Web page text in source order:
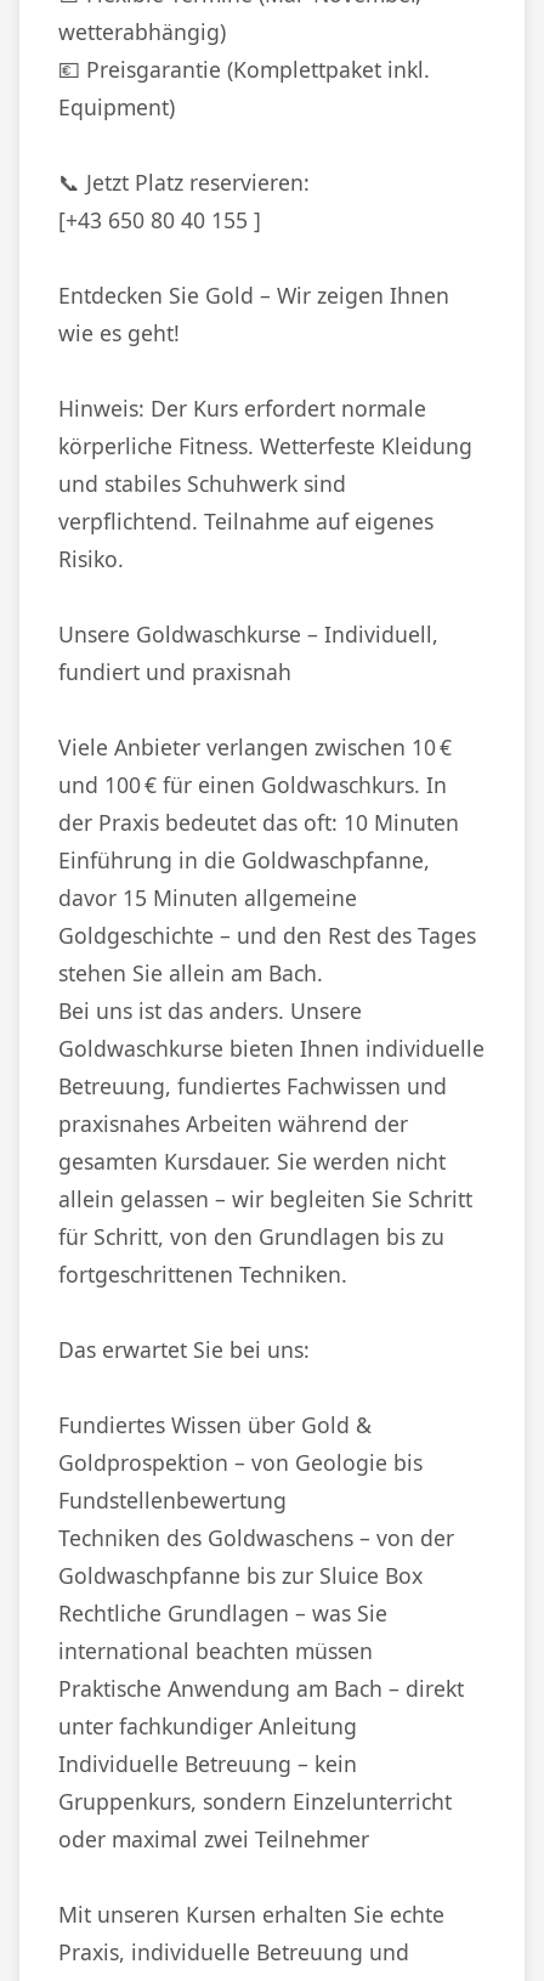
wetterabhängig)
💶 Preisgarantie (Komplettpaket inkl.
Equipment)
📞 Jetzt Platz reservieren:
[+43 650 80 40 155 ]
Entdecken Sie Gold – Wir zeigen Ihnen
wie es geht!
Hinweis: Der Kurs erfordert normale
körperliche Fitness. Wetterfeste Kleidung
und stabiles Schuhwerk sind
verpflichtend. Teilnahme auf eigenes
Risiko.
Unsere Goldwaschkurse – Individuell,
fundiert und praxisnah
Viele Anbieter verlangen zwischen 10 €
und 100 € für einen Goldwaschkurs. In
der Praxis bedeutet das oft: 10 Minuten
Einführung in die Goldwaschpfanne,
davor 15 Minuten allgemeine
Goldgeschichte – und den Rest des Tages
stehen Sie allein am Bach.
Bei uns ist das anders. Unsere
Goldwaschkurse bieten Ihnen individuelle
Betreuung, fundiertes Fachwissen und
praxisnahes Arbeiten während der
gesamten Kursdauer. Sie werden nicht
allein gelassen – wir begleiten Sie Schritt
für Schritt, von den Grundlagen bis zu
fortgeschrittenen Techniken.
Das erwartet Sie bei uns:
Fundiertes Wissen über Gold &
Goldprospektion – von Geologie bis
Fundstellenbewertung
Techniken des Goldwaschens – von der
Goldwaschpfanne bis zur Sluice Box
Rechtliche Grundlagen – was Sie
international beachten müssen
Praktische Anwendung am Bach – direkt
unter fachkundiger Anleitung
Individuelle Betreuung – kein
Gruppenkurs, sondern Einzelunterricht
oder maximal zwei Teilnehmer
Mit unseren Kursen erhalten Sie echte
Praxis, individuelle Betreuung und